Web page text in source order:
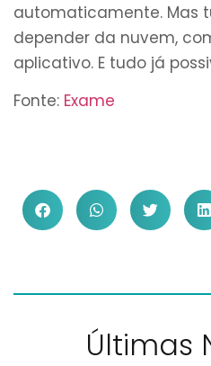
automaticamente. Mas
depender da nuvem,
aplicativo. E tudo já
Fonte: Exame
Últimas